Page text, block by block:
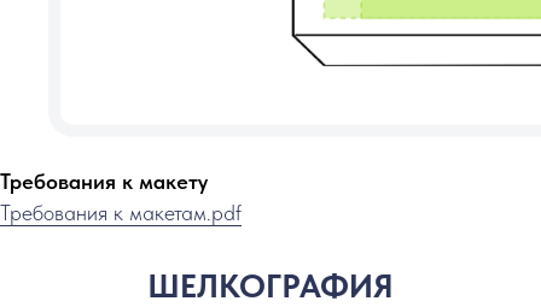
Требования к макету
Требования к макетам.pdf
ШЕЛКОГРАФИЯ